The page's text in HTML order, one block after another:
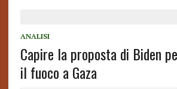
ANALISI
Capire la proposta di Biden
il fuoco a Gaza